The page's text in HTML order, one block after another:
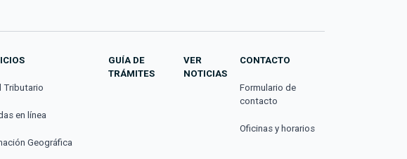
Tributario
en línea
Geográfica
GUÍA DE
TRÁMITES
VER
NOTICIAS
CONTACTO
Formulario de
contacto
Oficinas y horarios